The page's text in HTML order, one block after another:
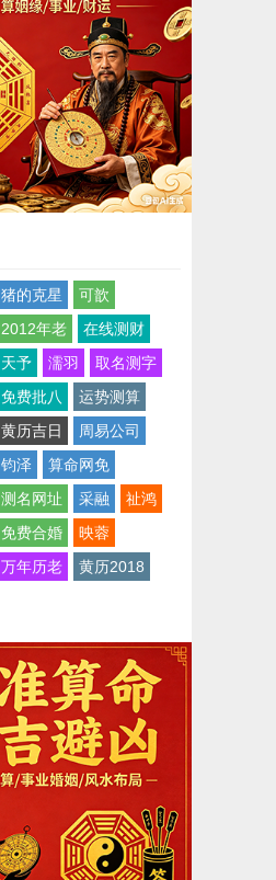
猪的克星
可歆
2012年老
在线测财
天予 濡羽
取名测字
免费批八
运势测算
黄历吉日
周易公司
钧泽
算命网免
测名网址 采融
祉鸿
免费合婚
映蓉
万年历老
黄历2018